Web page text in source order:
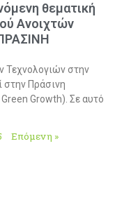
θεματική
Ανοιχτών
Τεχνολογιών στην
στην Πράσινη
Growth). Σε αυτό
Επόμενη »